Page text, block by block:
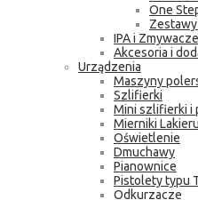
One
IPA i Zmywacze
Akcesoria i
Urządzenia
Maszyny
Szlifierki
Mini szlifierki i
Mierniki Lakieru
Oświetlenie
Dmuchawy
Pianownice
Pistolety typu
Odkurzacze